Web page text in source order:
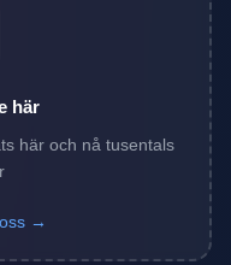
här
här och nå tusentals
→